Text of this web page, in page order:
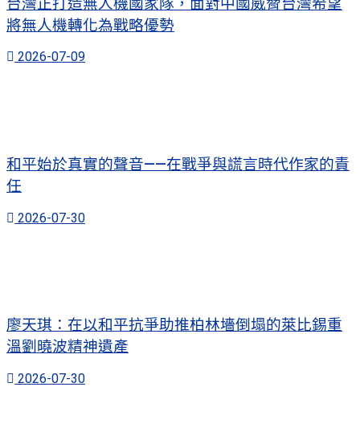
台灣正打造無人機國家隊，面對中國威脅台灣希望
將無人機轉化為戰略優勢
2026-07-09
和平始於真實的聲音——在戰爭與謊言時代作家的責
任
2026-07-30
廖天琪：在以和平抗爭助推柏林墻倒塌的萊比錫重
溫劉曉波精神遺產
2026-07-30